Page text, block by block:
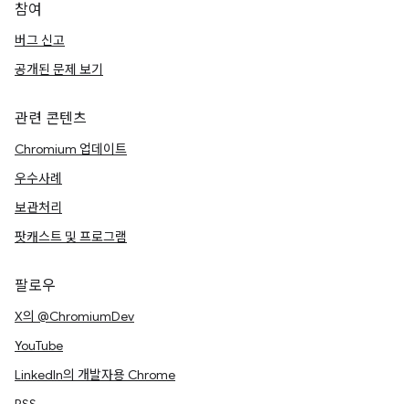
참여
버그 신고
공개된 문제 보기
관련 콘텐츠
Chromium 업데이트
우수사례
보관처리
팟캐스트 및 프로그램
팔로우
X의 @ChromiumDev
YouTube
LinkedIn의 개발자용 Chrome